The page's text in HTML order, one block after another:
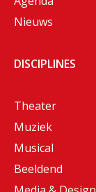
Nieuws
DISCIPLINES
Theater
Muziek
Musical
Beeldend